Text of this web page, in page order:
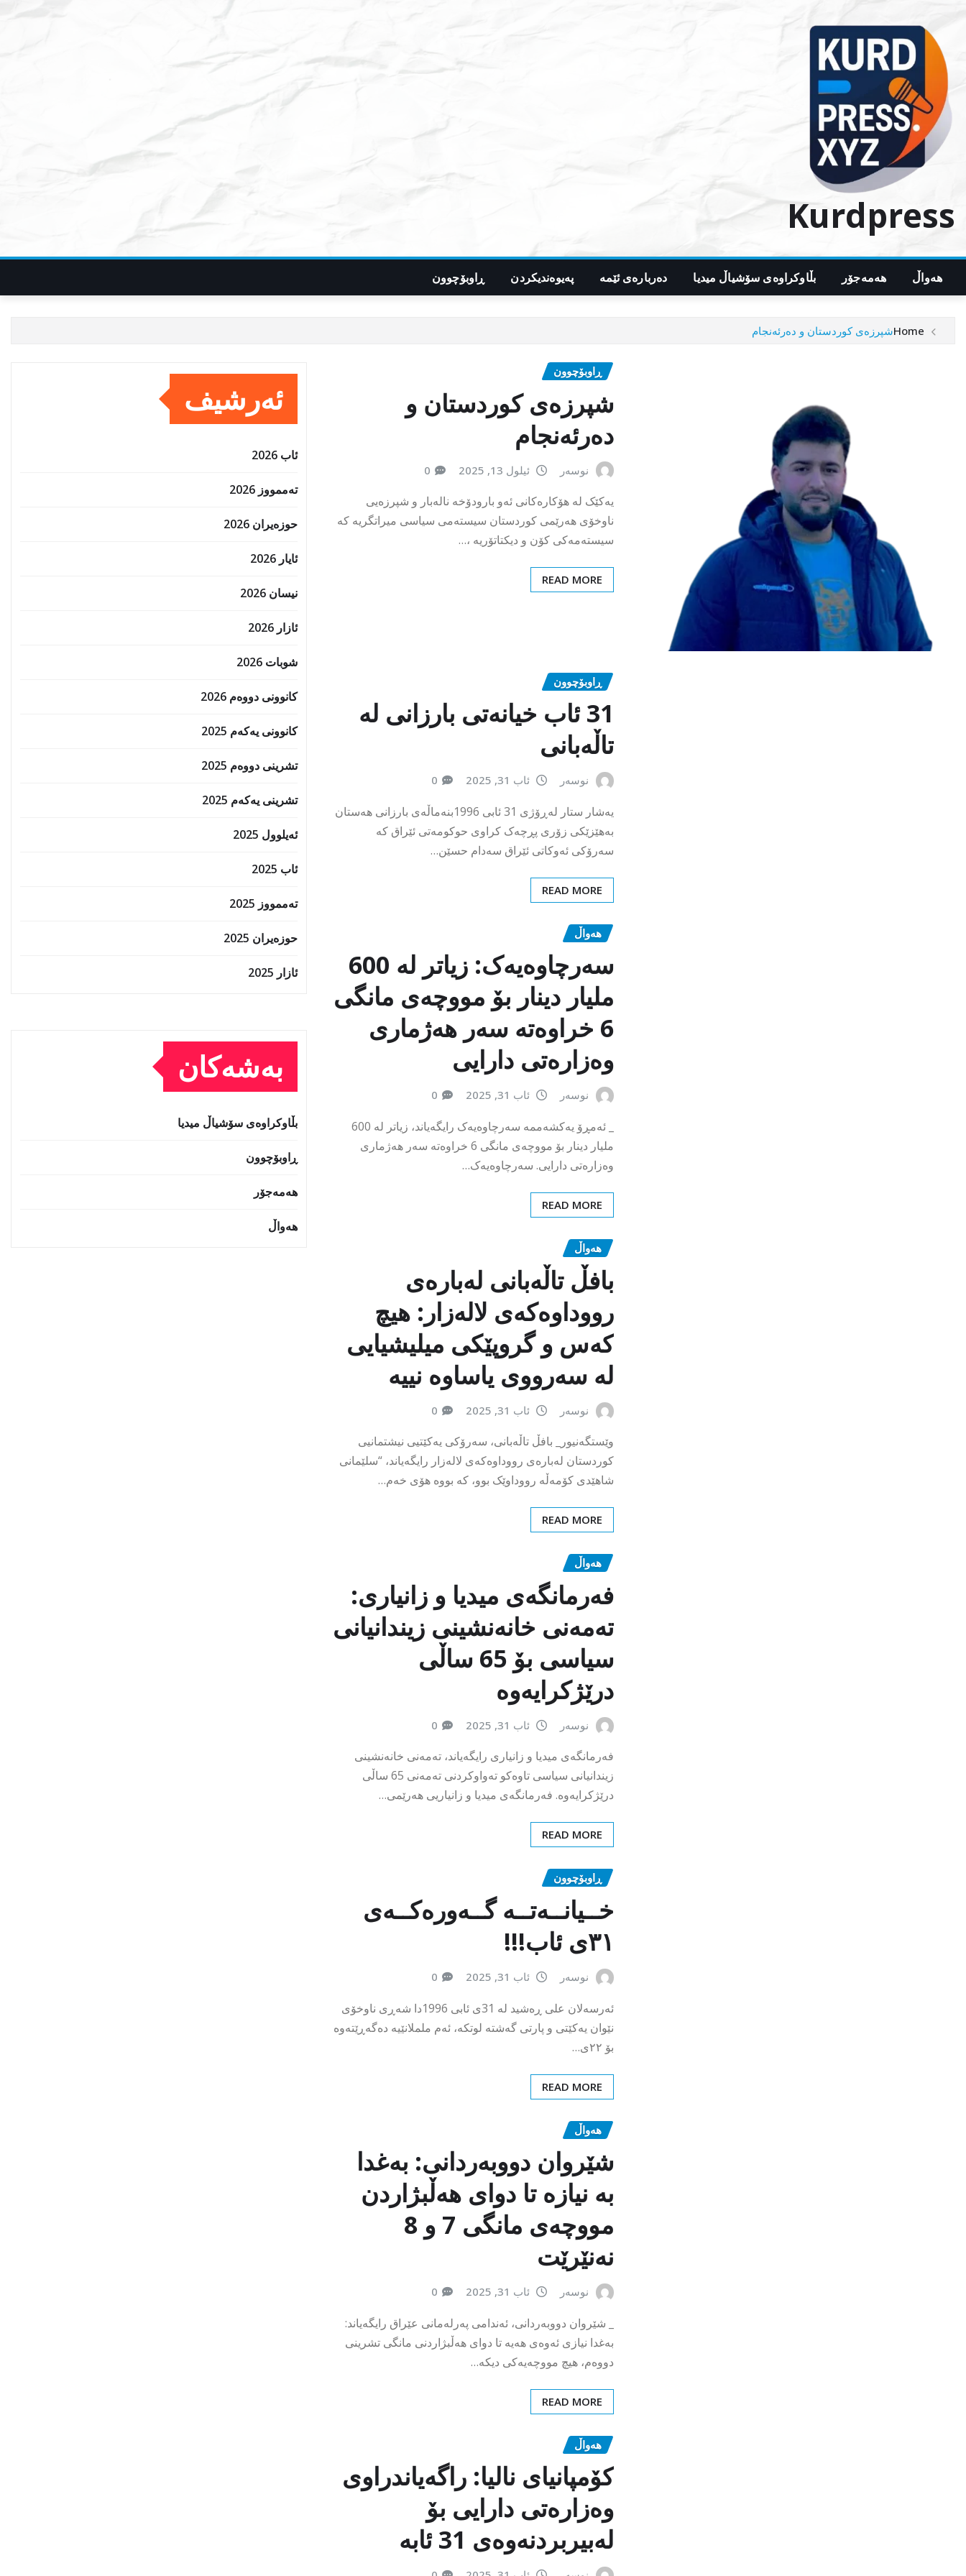
content
Kurdpress
هەواڵ هەمەجۆر بڵاوکراوەی سۆشیاڵ میدیا دەربارەی ئێمە پەیوەندیکردن ڕاوبۆچوون
Homeشپرزەى کوردستان و دەرئەنجام
ڕاوبۆچوون
شپرزەى کوردستان و
دەرئەنجام
نوسەر ئیلول 13, 2025 0
یەکێک لە هۆکارەکانی ئەو بارودۆخە نالەبار و شپرزەیی
ناوخۆی هەرێمی کوردستان سیستەمی سیاسی میراتگریە کە
سیستەمەکی کۆن و دیکتاتۆریە ،…
READ MORE
ڕاوبۆچوون
31 ئاب خیانەتی بارزانی لە
تاڵەبانی
نوسەر ئاب 31, 2025 0
یەشار ستار لەڕۆژی 31 ئابی 1996بنەماڵەی بارزانی هەستان
بەهێزێکی زۆری پڕچەک کراوی حوکومەتی ئێراق کە
سەرۆکی ئەوکاتی ئێراق سەدام حسێن…
READ MORE
هەواڵ
سەرچاوەیەک: زیاتر لە 600
ملیار دینار بۆ مووچەی مانگی
6 خراوەتە سەر هەژماری
وەزارەتی دارایی
نوسەر ئاب 31, 2025 0
_ ئەمڕۆ یەکشەممە سەرچاوەیەک رایگەیاند، زیاتر لە 600
ملیار دینار بۆ مووچەی مانگی 6 خراوەتە سەر هەژماری
وەزارەتی دارایی. سەرچاوەیەک…
READ MORE
هەواڵ
بافڵ تاڵەبانی لەبارەی
رووداوەکەی لالەزار: هیچ
کەس و گروپێکی میلیشیایی
لە سەرووی یاساوە نییە
نوسەر ئاب 31, 2025 0
وێستگەنیور_ بافڵ تاڵەبانی، سەرۆکی یەکێتیی نیشتمانیی
کوردستان لەبارەی رووداوەکەی لالەزار رایگەیاند، “سلێمانی
شاهێدی کۆمەڵە رووداوێک بوو، کە بووە هۆی خەم…
READ MORE
هەواڵ
فەرمانگەی میدیا و زانیاری:
تەمەنی خانەنشینی زیندانیانی
سیاسی بۆ 65 ساڵی
درێژکرایەوە
نوسەر ئاب 31, 2025 0
فەرمانگەی میدیا و زانیاری رایگەیاند، تەمەنی خانەنشینی
زیندانیانی سیاسی تاوەکو تەواوکردنی تەمەنی 65 ساڵی
درێژکرایەوە. فەرمانگەی میدیا و زانیاریی هەرێمی…
READ MORE
ڕاوبۆچوون
خــیانــەتــە گــەورەکــەی
۳۱ی ئاب!!!
نوسەر ئاب 31, 2025 0
ئەرسەلان علی ڕەشید لە 31ی ئابی 1996دا شەڕی ناوخۆی
نێوان یەکێتی و پارتی گەشتە لوتكە، ئەم ململانێیە دەگەڕێتەوە
بۆ ٢٢ی…
READ MORE
هەواڵ
شێروان دووبەردانی: بەغدا
بە نیازە تا دوای هەڵبژاردن
مووچەی مانگی 7 و 8
نەنێرێت
نوسەر ئاب 31, 2025 0
_ شێروان دووبەردانی، ئەندامی پەرلەمانی عێراق رایگەیاند:
بەغدا نیازی ئەوەی هەیە تا دوای هەڵبژاردنی مانگی تشرینی
دووەم، هیچ مووچەیەکی دیکە…
READ MORE
هەواڵ
كۆمپانیای‌ نالیا: راگه‌یاندراوی‌
وه‌زاره‌تی‌ دارایی‌ بۆ
له‌بیربردنه‌وه‌ی‌ 31 ئابه‌
ئەرشیف
ئاب 2026
تەممووز 2026
حوزه‌یران 2026
ئایار 2026
نیسان 2026
ئازار 2026
شوبات 2026
کانوونی دووەم 2026
کانوونی یەکەم 2025
تشرینی دووەم 2025
تشرینی یەکەم 2025
ئەیلوول 2025
ئاب 2025
تەممووز 2025
حوزه‌یران 2025
ئازار 2025
بەشەکان
بڵاوکراوەی سۆشیاڵ میدیا
ڕاوبۆچوون
هەمەجۆر
هەواڵ